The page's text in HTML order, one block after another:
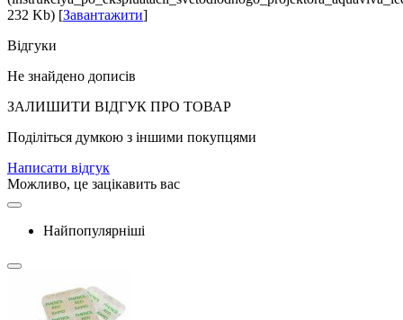
232 Kb) [Завантажити]
Відгуки
Не знайдено дописів
ЗАЛИШИТИ ВIДГУК ПРО ТОВАР
Поділіться думкою з іншими покупцями
Написати відгук
Можливо, це зацікавить вас
Найпопулярніші